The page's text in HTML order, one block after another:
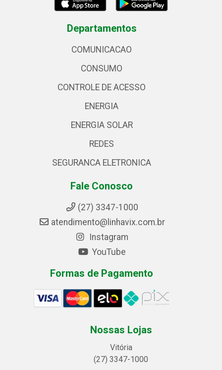
Departamentos
COMUNICACAO
CONSUMO
CONTROLE DE ACESSO
ENERGIA
ENERGIA SOLAR
REDES
SEGURANCA ELETRONICA
Fale Conosco
(27) 3347-1000
atendimento@linhavix.com.br
Instagram
YouTube
Formas de Pagamento
Nossas Lojas
Vitória
(27) 3347-1000